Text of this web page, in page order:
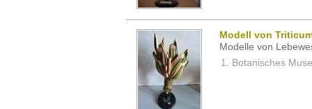
Modell von
Modelle von
Botanisches